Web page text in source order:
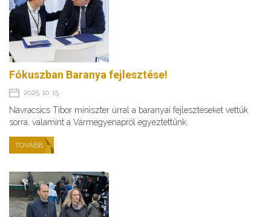
Fókuszban Baranya fejlesztése!
2025. 10. 15.
Navracsics Tibor miniszter úrral a baranyai fejlesztéseket vettük
sorra, valamint a Vármegyenapról egyeztettünk.
TOVÁBB